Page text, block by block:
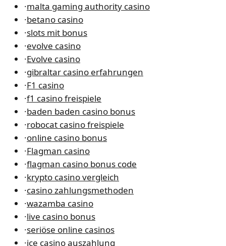
·malta gaming authority casino
·betano casino
·slots mit bonus
·evolve casino
·Evolve casino
·gibraltar casino erfahrungen
·F1 casino
·f1 casino freispiele
·baden baden casino bonus
·robocat casino freispiele
·online casino bonus
·Flagman casino
·flagman casino bonus code
·krypto casino vergleich
·casino zahlungsmethoden
·wazamba casino
·live casino bonus
·seriöse online casinos
·ice casino auszahlung